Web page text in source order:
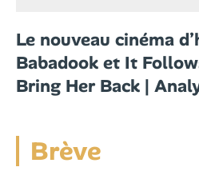
Le nouveau cinéma
Babadook et It
Bring Her Back |
Brève